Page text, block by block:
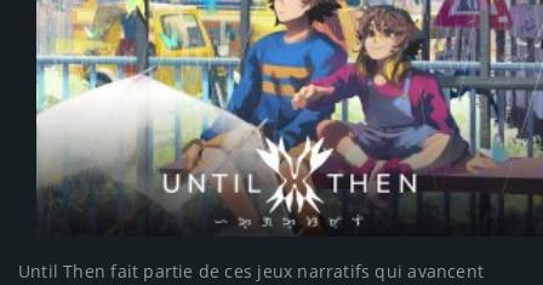
Until Then fait partie de ces jeux narratifs qui avancent